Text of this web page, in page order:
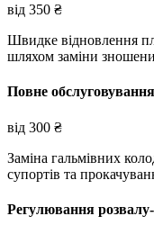
від 350 ₴
Швидке відновлення
шляхом заміни
Повне
від 300 ₴
Заміна гальмівних
супортів та
Регулювання